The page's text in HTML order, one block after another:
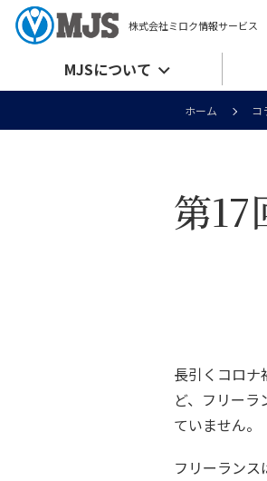
株式会社ミロク情報サービス
MJSについて
ホーム コ
第17
長引くコロナ
ど、フリー
ていません。
フリーランス